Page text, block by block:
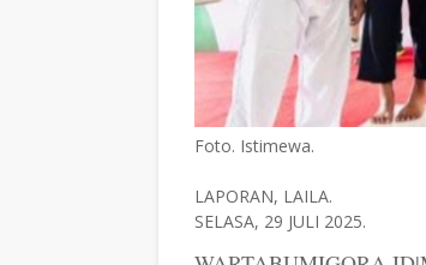
Foto. Istimewa.
LAPORAN, LAILA.
SELASA, 29 JULI 2025.